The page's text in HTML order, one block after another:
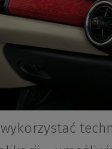
wykorzystać